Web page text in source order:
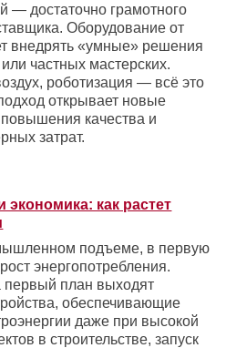
— достаточно грамотного
Оборудование от
внедрять «умные» решения
частных мастерских.
роботизация — всё это
открывает новые
качества и
затрат.
как растет
подъеме, в первую
энергопотребления.
первый план выходят
обеспечивающие
даже при высокой
в строительстве, запуск